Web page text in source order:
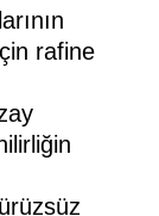
rafine